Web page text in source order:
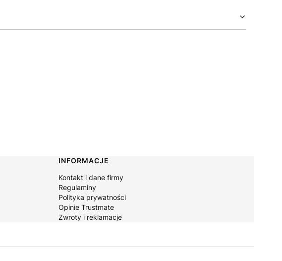
INFORMACJE
Kontakt i dane firmy
Regulaminy
Polityka prywatności
Opinie Trustmate
Zwroty i reklamacje